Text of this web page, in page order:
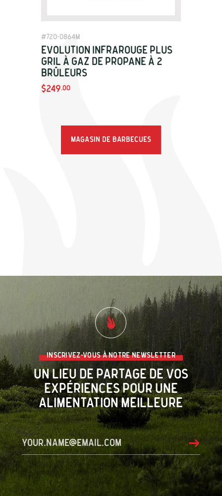
#720-0864M
Evolution Infrarouge Plus
Gril à gaz de propane à 2
brûleurs
$249.00
Magasin de barbecues
Inscrivez-vous à notre newsletter
Un lieu de partage de vos
expériences pour une
alimentation meilleure
your.name@email.com Submit